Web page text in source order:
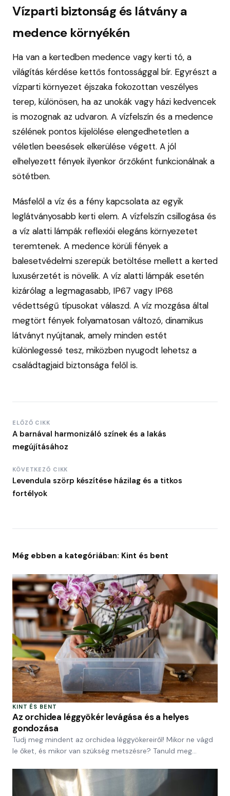
Vízparti biztonság és látvány a
medence környékén
Ha van a kertedben medence vagy kerti tó, a
világítás kérdése kettős fontossággal bír. Egyrészt a
vízparti környezet éjszaka fokozottan veszélyes
terep, különösen, ha az unokák vagy házi kedvencek
is mozognak az udvaron. A vízfelszín és a medence
szélének pontos kijelölése elengedhetetlen a
véletlen beesések elkerülése végett. A jól
elhelyezett fények ilyenkor őrzőként funkcionálnak a
sötétben.
Másfelől a víz és a fény kapcsolata az egyik
leglátványosabb kerti elem. A vízfelszín csillogása és
a víz alatti lámpák reflexiói elegáns környezetet
teremtenek. A medence körüli fények a
balesetvédelmi szerepük betöltése mellett a kerted
luxusérzetét is növelik. A víz alatti lámpák esetén
kizárólag a legmagasabb, IP67 vagy IP68
védettségű típusokat válaszd. A víz mozgása által
megtört fények folyamatosan változó, dinamikus
látványt nyújtanak, amely minden estét
különlegessé tesz, miközben nyugodt lehetsz a
családtagjaid biztonsága felől is.
ELŐZŐ CIKK
A barnával harmonizáló színek és a lakás
megújításához
KÖVETKEZŐ CIKK
Levendula szörp készítése házilag és a titkos
fortélyok
Még ebben a kategóriában: Kint és bent
KINT ÉS BENT
Az orchidea léggyökér levágása és a helyes
gondozása
Tudj meg mindent az orchidea léggyökereiről! Mikor ne vágd
le őket, és mikor van szükség metszésre? Tanuld meg…